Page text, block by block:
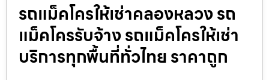
รถแม็คโครให้เช่าคลองหลวง รถ
แม็คโครรับจ้าง รถแม็คโครให้เช่า
บริการทุกพื้นที่ทั่วไทย ราคาถูก